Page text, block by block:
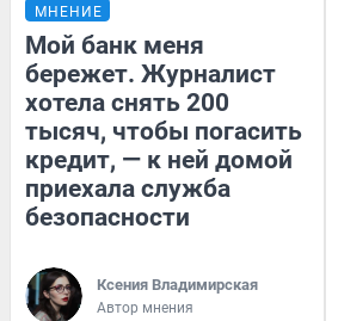
МНЕНИЕ
Мой банк меня
бережет. Журналист
хотела снять 200
тысяч, чтобы погасить
кредит, — к ней домой
приехала служба
безопасности
Ксения Владимирская
Автор мнения